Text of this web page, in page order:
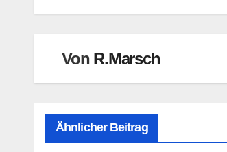
Von R.Marsch
Ähnlicher Beitrag